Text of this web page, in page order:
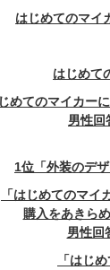
はじめてのマイ
はじめて
めてのマイカー
男性回
1位「外装のデ
「はじめてのマ
購入をあきら
男性回
「はじ